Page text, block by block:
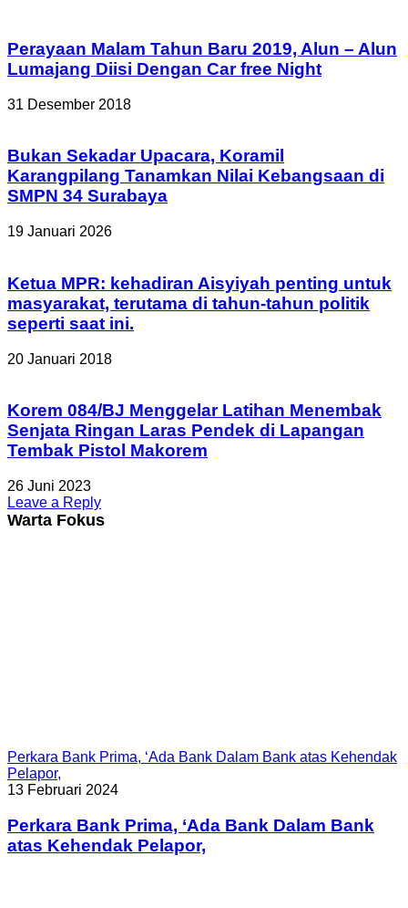
Perayaan Malam Tahun Baru 2019, Alun – Alun
Lumajang Diisi Dengan Car free Night
31 Desember 2018
Bukan Sekadar Upacara, Koramil
Karangpilang Tanamkan Nilai Kebangsaan di
SMPN 34 Surabaya
19 Januari 2026
Ketua MPR: kehadiran Aisyiyah penting untuk
masyarakat, terutama di tahun-tahun politik
seperti saat ini.
20 Januari 2018
Korem 084/BJ Menggelar Latihan Menembak
Senjata Ringan Laras Pendek di Lapangan
Tembak Pistol Makorem
26 Juni 2023
Leave a Reply
Warta Fokus
Perkara Bank Prima, ‘Ada Bank Dalam Bank atas Kehendak
Pelapor,
13 Februari 2024
Perkara Bank Prima, ‘Ada Bank Dalam Bank
atas Kehendak Pelapor,